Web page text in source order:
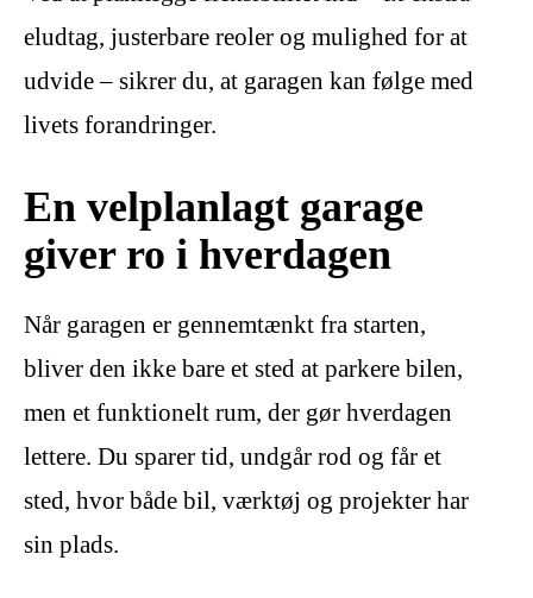
eludtag, justerbare reoler og mulighed for at
udvide – sikrer du, at garagen kan følge med
livets forandringer.
En velplanlagt garage
giver ro i hverdagen
Når garagen er gennemtænkt fra starten,
bliver den ikke bare et sted at parkere bilen,
men et funktionelt rum, der gør hverdagen
lettere. Du sparer tid, undgår rod og får et
sted, hvor både bil, værktøj og projekter har
sin plads.